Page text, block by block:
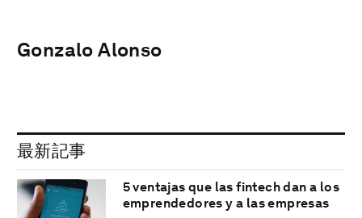
Gonzalo Alonso
最新記事
5 ventajas que las fintech dan a los
emprendedores y a las empresas